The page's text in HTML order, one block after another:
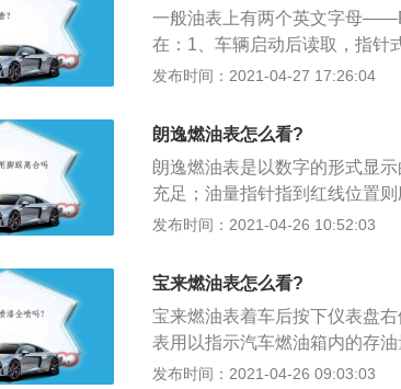
一般油表上有两个英文字母
在：1、车辆启动后读取，指针
母，是空的意思；2、f是full的
快加油。
发布时间：2021-04-27 17:26:04
朗逸燃油表怎么看?
朗逸燃油表是以数字的形式显
充足；油量指针指到红线位置
的。燃油表的使用注意事项如
其使用寿命；2、加油时不建议
汽油蒸汽，需要有空间来容纳
汽油便进入到碳罐储存，碳罐
指示偏差，日常更换电瓶或汽
注意到油表指针低于之前显示
发布时间：2021-04-26 10:52:03
宝来燃油表怎么看?
宝来燃油表着车后按下仪表盘
表用以指示汽车燃油箱内的存
表连接方法如下：1、油表上一
发布时间：2021-04-26 09:03:03